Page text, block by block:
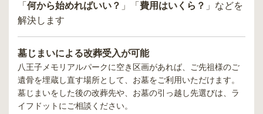
「 何から始めればいい？ 」「 費用はいくら？ 」などを
解決します
墓じまいによる改葬受入が可能
八王子メモリアルパークに空き区画があれば、ご先祖様のご
遺骨を埋蔵し直す場所として、お墓をご利用いただけます。
墓じまいをした後の改葬先や、お墓の引っ越し先選びは、ラ
イフドットにご相談ください。